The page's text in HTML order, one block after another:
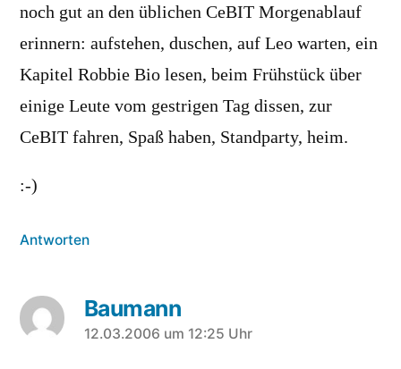
noch gut an den üblichen CeBIT Morgenablauf
erinnern: aufstehen, duschen, auf Leo warten, ein
Kapitel Robbie Bio lesen, beim Frühstück über
einige Leute vom gestrigen Tag dissen, zur
CeBIT fahren, Spaß haben, Standparty, heim.
:-)
Antworten
Baumann
sagt:
12.03.2006 um 12:25 Uhr